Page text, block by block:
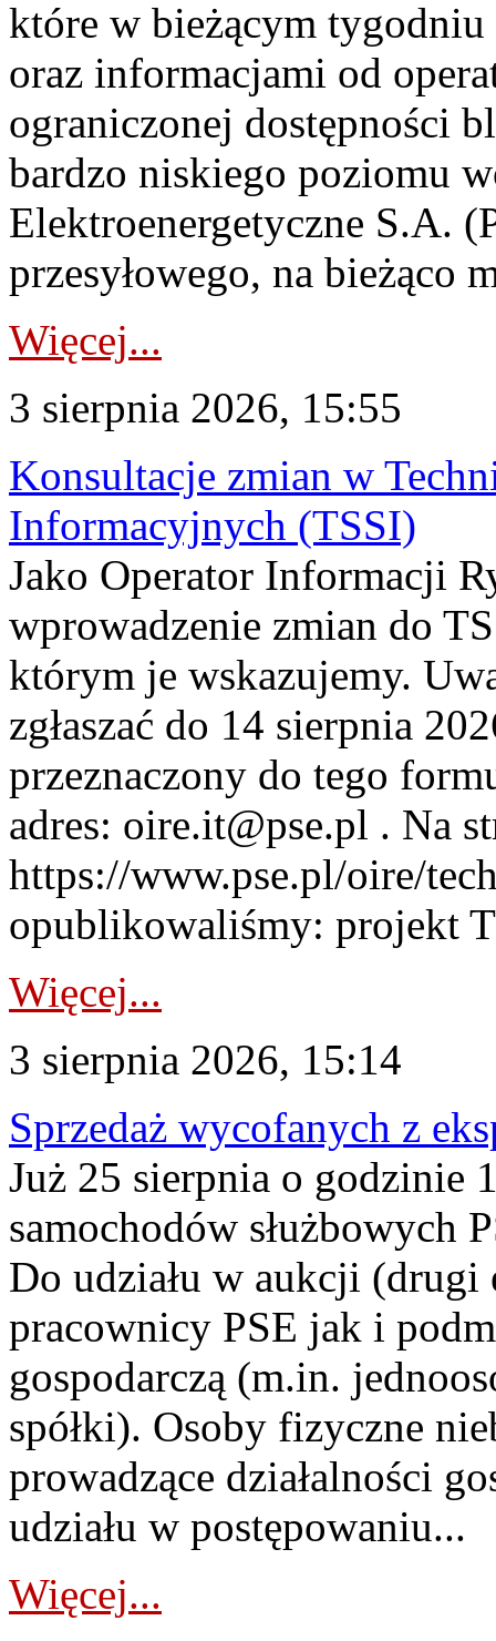
które w bieżącym tygodniu
oraz informacjami od
ograniczonej dostępności
bardzo niskiego poziomu
Elektroenergetyczne S.A.
przesyłowego, na bieżąco
Więcej...
3 sierpnia 2026, 15:55
Konsultacje zmian w
Informacyjnych (TSSI)
Jako Operator Informacji
wprowadzenie zmian do
którym je wskazujemy.
zgłaszać do 14 sierpnia
przeznaczony do tego
adres: oire.it@pse.pl . Na
https://www.pse.pl/oire/
opublikowaliśmy: projekt
Więcej...
3 sierpnia 2026, 15:14
Sprzedaż wycofanych z
Już 25 sierpnia o godzinie
samochodów służbowych
Do udziału w aukcji (drugi
pracownicy PSE jak i
gospodarczą (m.in.
spółki). Osoby fizyczne
prowadzące działalności
udziału w postępowaniu...
Więcej...